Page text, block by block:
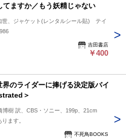
ますか／もう妖精じゃない
、ジャケット(レンタルシール貼) テイ
吉田書店
￥400
のライダーに捧げる決定版バイ
＞
博樹 訳、CBS・ソニー、199p、21cm
ます。
不死鳥BOOKS